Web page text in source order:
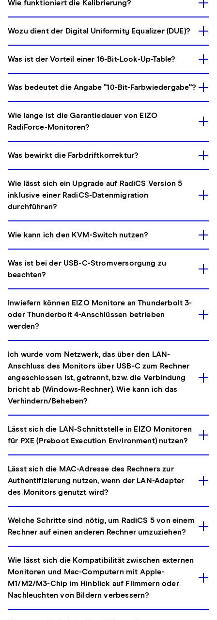
Wie funktioniert die Kalibrierung?
Wozu dient der Digital Uniformity Equalizer (DUE)?
Was ist der Vorteil einer 16-Bit-Look-Up-Table?
Was bedeutet die Angabe "10-Bit-Farbwiedergabe"?
Wie lange ist die Garantiedauer von EIZO
RadiForce-Monitoren?
Was bewirkt die Farbdriftkorrektur?
Wie lässt sich ein Upgrade auf RadiCS Version 5
inklusive einer RadiCS-Datenmigration
durchführen?
Wie kann ich den KVM-Switch nutzen?
Was ist bei der USB-C-Stromversorgung zu
beachten?
Inwiefern können EIZO Monitore an Thunderbolt 3-
oder Thunderbolt 4-Anschlüssen betrieben
werden?
Ich wurde vom Netzwerk, das über den LAN-
Anschluss des Monitors über USB-C zum Rechner
angeschlossen ist, getrennt, bzw. die Verbindung
bricht ab (Windows-Rechner). Wie kann ich das
Verhindern/Beheben?
Lässt sich die LAN-Schnittstelle in EIZO Monitoren
für PXE (Preboot Execution Environment) nutzen?
Lässt sich die MAC-Adresse des Rechners zur
Authentifizierung nutzen, wenn der LAN-Adapter
des Monitors genutzt wird?
Welche Schritte sind nötig, um RadiCS 5 von einem
Rechner auf einen anderen Rechner umzuziehen?
Wie lässt sich die Kompatibilität zwischen externen
Monitoren und Mac-Computern mit Apple-
M1/M2/M3-Chip im Hinblick auf Flimmern oder
Nachleuchten von Bildern verbessern?